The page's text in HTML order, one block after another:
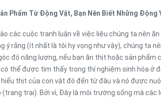
Phẩm Từ Động Vật, Bạn Nên Biết Những
các cuộc tranh luận về việc liệu chúng ta nên
ý rằng (ít nhất là tôi hy vọng như vậy), chúng ta
độ năng lượng, nếu bạn ăn thịt hoặc sản
có thể được tìm thấy trong thí nghiệm sinh hóa
hiểu thịt của con vật đó đến từ đâu và nó được
trại). Bởi vì, Đây là môi trường sống mà